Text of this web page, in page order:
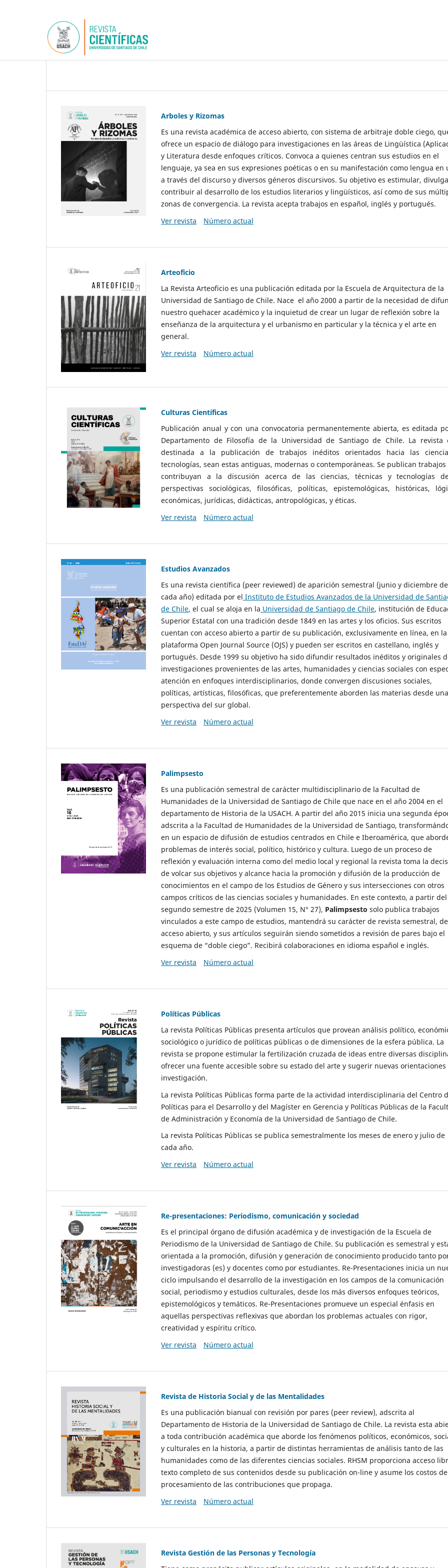
Arboles y Rizomas
Es una revista académica de acceso abierto, con sistema de arbitraje doble ciego,
ofrece un espacio de diálogo para investigaciones en las áreas de Lingüística
y Literatura desde enfoques críticos. Convoca a quienes centran sus estudios en el
lenguaje, ya sea en sus expresiones poéticas o en su manifestación como lengua en
a través del discurso y diversos géneros discursivos. Su objetivo es estimular,
contribuir al desarrollo de los estudios literarios y lingüísticos, así como de sus
zonas de convergencia. La revista acepta trabajos en español, inglés y portugués.
Ver revista
Número actual
Arteoficio
La Revista Arteoficio es una publicación editada por la Escuela de Arquitectura de la
Universidad de Santiago de Chile. Nace el año 2000 a partir de la necesidad de
nuestro quehacer académico y la inquietud de crear un lugar de reflexión sobre la
enseñanza de la arquitectura y el urbanismo en particular y la técnica y el arte en
general.
Ver revista
Número actual
Culturas Científicas
Publicación anual y con una convocatoria permanentemente abierta, es editada
Departamento de Filosofía de la Universidad de Santiago de Chile. La revista
destinada a la publicación de trabajos inéditos orientados hacia las
tecnologías, sean estas antiguas, modernas o contemporáneas. Se publican
contribuyan a la discusión acerca de las ciencias, técnicas y tecnologías
perspectivas sociológicas, filosóficas, políticas, epistemológicas, históricas,
económicas, jurídicas, didácticas, antropológicas, y éticas.
Ver revista
Número actual
Estudios Avanzados
Es una revista científica (peer reviewed) de aparición semestral (junio y diciembre de
cada año) editada por el Instituto de Estudios Avanzados de la Universidad de
de Chile, el cual se aloja en la Universidad de Santiago de Chile, institución de
Superior Estatal con una tradición desde 1849 en las artes y los oficios. Sus escritos
cuentan con acceso abierto a partir de su publicación, exclusivamente en línea, en la
plataforma Open Journal Source (OJS) y pueden ser escritos en castellano, inglés y
portugués. Desde 1999 su objetivo ha sido difundir resultados inéditos y originales
investigaciones provenientes de las artes, humanidades y ciencias sociales con
atención en enfoques interdisciplinarios, donde convergen discusiones sociales,
políticas, artísticas, filosóficas, que preferentemente aborden las materias desde una
perspectiva del sur global.
Ver revista
Número actual
Palimpsesto
Es una publicación semestral de carácter multidisciplinario de la Facultad de
Humanidades de la Universidad de Santiago de Chile que nace en el año 2004 en el
departamento de Historia de la USACH. A partir del año 2015 inicia una segunda
adscrita a la Facultad de Humanidades de la Universidad de Santiago,
en un espacio de difusión de estudios centrados en Chile e Iberoamérica, que
problemas de interés social, político, histórico y cultura. Luego de un proceso de
reflexión y evaluación interna como del medio local y regional la revista toma la
de volcar sus objetivos y alcance hacia la promoción y difusión de la producción de
conocimientos en el campo de los Estudios de Género y sus intersecciones con otros
campos críticos de las ciencias sociales y humanidades. En este contexto, a partir del
segundo semestre de 2025 (Volumen 15, N° 27), Palimpsesto solo publica trabajos
vinculados a este campo de estudios, mantendrá su carácter de revista semestral, de
acceso abierto, y sus artículos seguirán siendo sometidos a revisión de pares bajo el
esquema de “doble ciego”. Recibirá colaboraciones en idioma español e inglés.
Ver revista
Número actual
Políticas Públicas
La revista Políticas Públicas presenta artículos que provean análisis político,
sociológico o jurídico de políticas públicas o de dimensiones de la esfera pública. La
revista se propone estimular la fertilización cruzada de ideas entre diversas
ofrecer una fuente accesible sobre su estado del arte y sugerir nuevas orientaciones
investigación.
La revista Políticas Públicas forma parte de la actividad interdisciplinaria del Centro
Políticas para el Desarrollo y del Magíster en Gerencia y Políticas Públicas de la
de Administración y Economía de la Universidad de Santiago de Chile.
La revista Políticas Públicas se publica semestralmente los meses de enero y julio de
cada año.
Ver revista
Número actual
Re-presentaciones: Periodismo, comunicación y sociedad
Es el principal órgano de difusión académica y de investigación de la Escuela de
Periodismo de la Universidad de Santiago de Chile. Su publicación es semestral y
orientada a la promoción, difusión y generación de conocimiento producido tanto
investigadoras (es) y docentes como por estudiantes. Re-Presentaciones inicia un
ciclo impulsando el desarrollo de la investigación en los campos de la comunicación
social, periodismo y estudios culturales, desde los más diversos enfoques teóricos,
epistemológicos y temáticos. Re-Presentaciones promueve un especial énfasis en
aquellas perspectivas reflexivas que abordan los problemas actuales con rigor,
creatividad y espíritu crítico.
Ver revista
Número actual
Revista de Historia Social y de las Mentalidades
Es una publicación bianual con revisión por pares (peer review), adscrita al
Departamento de Historia de la Universidad de Santiago de Chile. La revista esta
a toda contribución académica que aborde los fenómenos políticos, económicos,
y culturales en la historia, a partir de distintas herramientas de análisis tanto de las
humanidades como de las diferentes ciencias sociales. RHSM proporciona acceso
texto completo de sus contenidos desde su publicación on-line y asume los costos de
procesamiento de las contribuciones que propaga.
Ver revista
Número actual
Revista Gestión de las Personas y Tecnología